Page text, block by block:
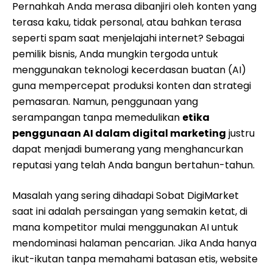
Pernahkah Anda merasa dibanjiri oleh konten yang
terasa kaku, tidak personal, atau bahkan terasa
seperti spam saat menjelajahi internet? Sebagai
pemilik bisnis, Anda mungkin tergoda untuk
menggunakan teknologi kecerdasan buatan (AI)
guna mempercepat produksi konten dan strategi
pemasaran. Namun, penggunaan yang
serampangan tanpa memedulikan etika
penggunaan AI dalam digital marketing justru
dapat menjadi bumerang yang menghancurkan
reputasi yang telah Anda bangun bertahun-tahun.
Masalah yang sering dihadapi Sobat DigiMarket
saat ini adalah persaingan yang semakin ketat, di
mana kompetitor mulai menggunakan AI untuk
mendominasi halaman pencarian. Jika Anda hanya
ikut-ikutan tanpa memahami batasan etis, website